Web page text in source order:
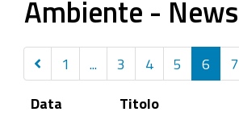
Ambiente - News
Precedenti
30
elementi
1 3 4 5 6 7
Data Titolo